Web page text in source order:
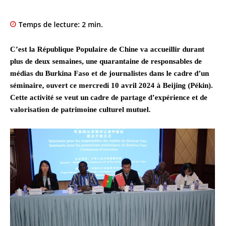
Temps de lecture: 2 min.
C’est la République Populaire de Chine va accueillir durant
plus de deux semaines, une quarantaine de responsables de
médias du Burkina Faso et de journalistes dans le cadre d’un
séminaire, ouvert ce mercredi 10 avril 2024 à Beijing (Pékin).
Cette activité se veut un cadre de partage d’expérience et de
valorisation de patrimoine culturel mutuel.